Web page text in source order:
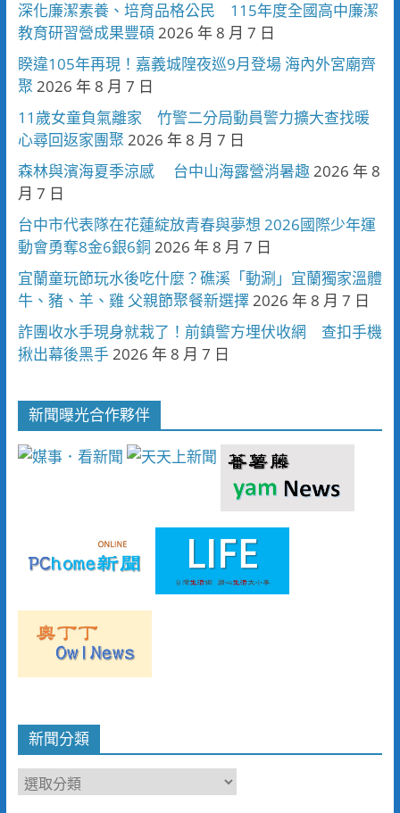
深化廉潔素養、培育品格公民 115年度全國高中廉潔
教育研習營成果豐碩 2026 年 8 月 7 日
睽違105年再現！嘉義城隍夜巡9月登場 海內外宮廟齊
聚 2026 年 8 月 7 日
11歲女童負氣離家 竹警二分局動員警力擴大查找暖
心尋回返家團聚 2026 年 8 月 7 日
森林與濱海夏季涼感 台中山海露營消暑趣2026 年 8
月 7 日
台中市代表隊在花蓮綻放青春與夢想 2026國際少年運
動會勇奪8金6銀6銅 2026 年 8 月 7 日
宜蘭童玩節玩水後吃什麼？礁溪「動涮」宜蘭獨家溫體
牛、豬、羊、雞 父親節聚餐新選擇2026 年 8 月 7 日
詐團收水手現身就栽了！前鎮警方埋伏收網 查扣手機
揪出幕後黑手2026 年 8 月 7 日
新聞曝光合作夥伴
新聞分類
新